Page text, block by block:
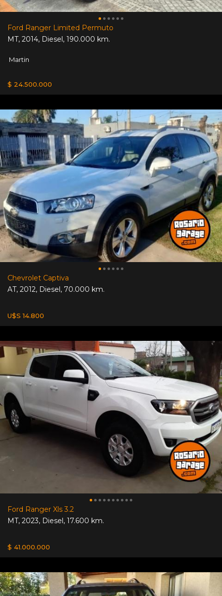
Ford Ranger Limited Permuto
MT, 2014, Diesel, 190.000 km.
Martin
$ 24.500.000
Chevrolet Captiva
AT, 2012, Diesel, 70.000 km.
U$S 14.800
Ford Ranger Xls 3.2
MT, 2023, Diesel, 17.600 km.
$ 41.000.000